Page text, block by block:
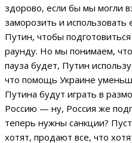
здорово, если бы мы могли
заморозить и
Путин, чтобы
раунду. Но мы понимаем,
пауза будет, Путин
что помощь Украине
Путина будут играть в
Россию — ну, Россия же
теперь нужны санкции?
хотят, продают все, что